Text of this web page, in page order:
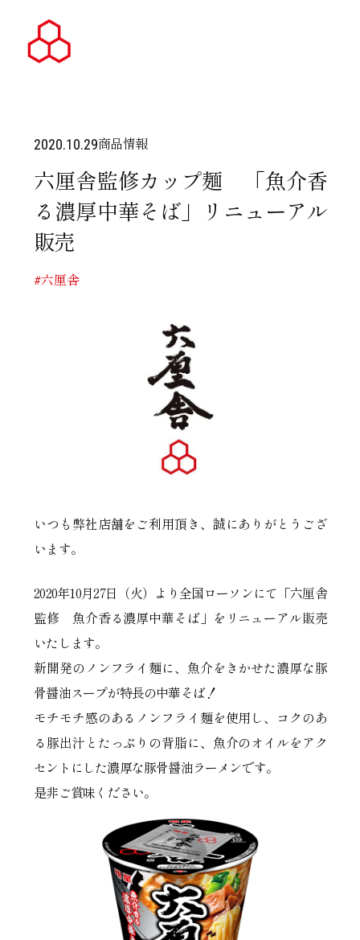
2020.10.29商品情報
六厘舎監修カップ麺 「魚介香
る濃厚中華そば」リニューアル
販売
#六厘舎
いつも弊社店舗をご利用頂き、誠にありがとうござ
います。
2020年10月27日（火）より全国ローソンにて「六厘舎
監修 魚介香る濃厚中華そば」をリニューアル販売
いたします。
新開発のノンフライ麺に、魚介をきかせた濃厚な豚
骨醤油スープが特長の中華そば！
モチモチ感のあるノンフライ麺を使用し、コクのあ
る豚出汁とたっぷりの背脂に、魚介のオイルをアク
セントにした濃厚な豚骨醤油ラーメンです。
是非ご賞味ください。